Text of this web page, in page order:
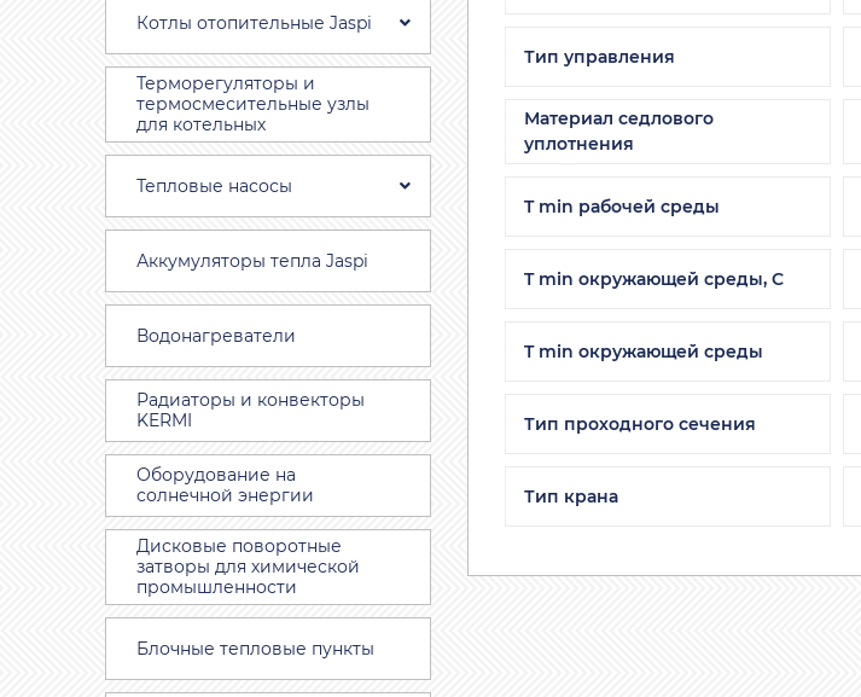
Тип управления
Материал седлового
уплотнения
T min рабочей среды
T min окружающей среды, C
T min окружающей среды
Тип проходного сечения
Тип крана
Котлы отопительные Jaspi
Терморегуляторы и
термосмесительные узлы
для котельных
Тепловые насосы
Аккумуляторы тепла Jaspi
Водонагреватели
Радиаторы и конвекторы
KERMI
Оборудование на
солнечной энергии
Дисковые поворотные
затворы для химической
промышленности
Блочные тепловые пункты